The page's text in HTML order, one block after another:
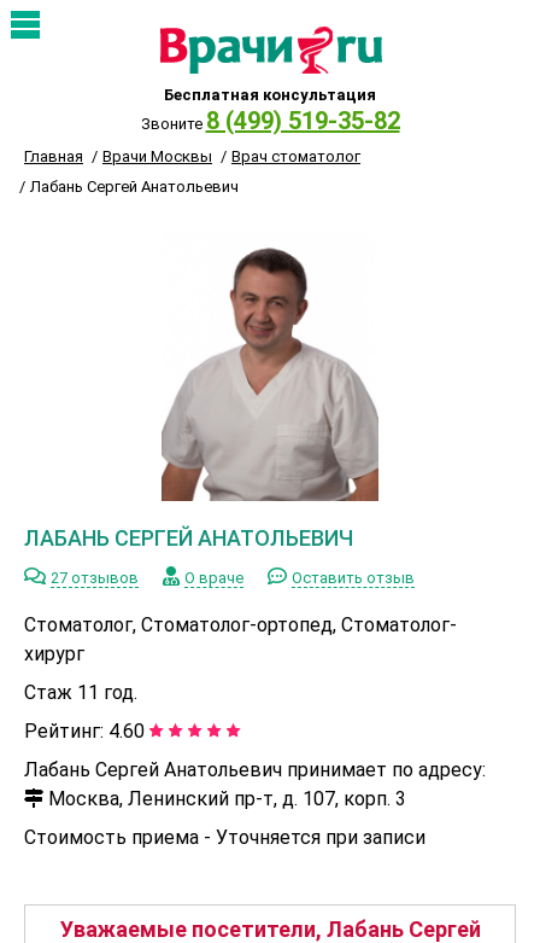
Бесплатная консультация
Звоните 8 (499) 519-35-82
Главная Врачи Москвы
Врач стоматолог
Лабань Сергей Анатольевич
ЛАБАНЬ СЕРГЕЙ АНАТОЛЬЕВИЧ
27 отзывов О враче Оставить отзыв
Стоматолог, Стоматолог-ортопед, Стоматолог-
хирург
Стаж 11 год.
Рейтинг: 4.60
Лабань Сергей Анатольевич принимает по адресу:
Москва, Ленинский пр-т, д. 107, корп. 3
Стоимость приема - Уточняется при записи
Уважаемые посетители, Лабань Сергей